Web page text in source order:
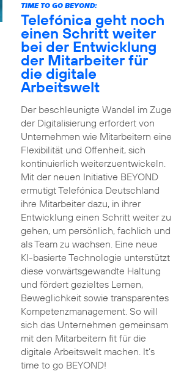
TIME TO GO BEYOND:
Telefónica geht noch
einen Schritt weiter
bei der Entwicklung
der Mitarbeiter für
die digitale
Arbeitswelt
Der beschleunigte Wandel im Zuge
der Digitalisierung erfordert von
Unternehmen wie Mitarbeitern eine
Flexibilität und Offenheit, sich
kontinuierlich weiterzuentwickeln.
Mit der neuen Initiative BEYOND
ermutigt Telefónica Deutschland
ihre Mitarbeiter dazu, in ihrer
Entwicklung einen Schritt weiter zu
gehen, um persönlich, fachlich und
als Team zu wachsen. Eine neue
KI-basierte Technologie unterstützt
diese vorwärtsgewandte Haltung
und fördert gezieltes Lernen,
Beweglichkeit sowie transparentes
Kompetenzmanagement. So will
sich das Unternehmen gemeinsam
mit den Mitarbeitern fit für die
digitale Arbeitswelt machen. It’s
time to go BEYOND!